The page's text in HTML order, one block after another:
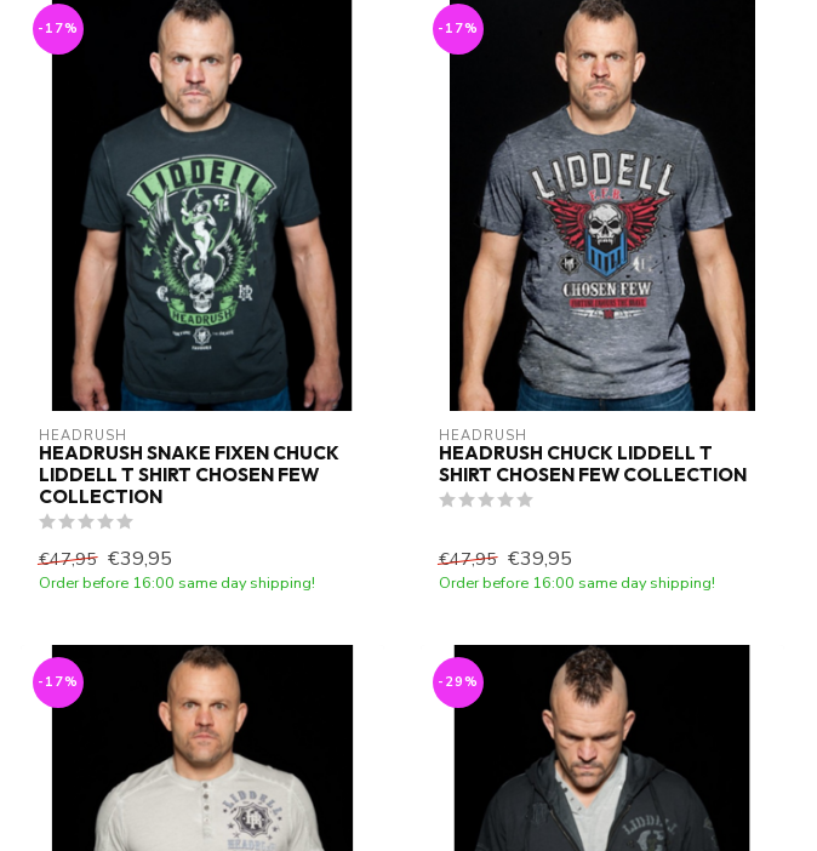
-17%
HEADRUSH
HEADRUSH SNAKE FIXEN CHUCK
LIDDELL T SHIRT CHOSEN FEW
COLLECTION
€47,95 €39,95
Order before 16:00 same day shipping!
-17%
HEADRUSH
HEADRUSH CHUCK LIDDELL T
SHIRT CHOSEN FEW COLLECTION
€47,95 €39,95
Order before 16:00 same day shipping!
-17% -29%